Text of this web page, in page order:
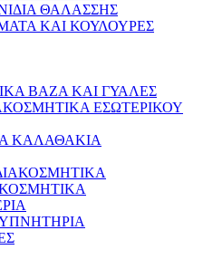
ΘΑΛΑΣΣΗΣ
ΚΑΙ ΚΟΥΛΟΥΡΕΣ
ΒΑΖΑ ΚΑΙ ΓΥΑΛΕΣ
ΕΣΩΤΕΡΙΚΟΥ
ΚΑΛΑΘΑΚΙΑ